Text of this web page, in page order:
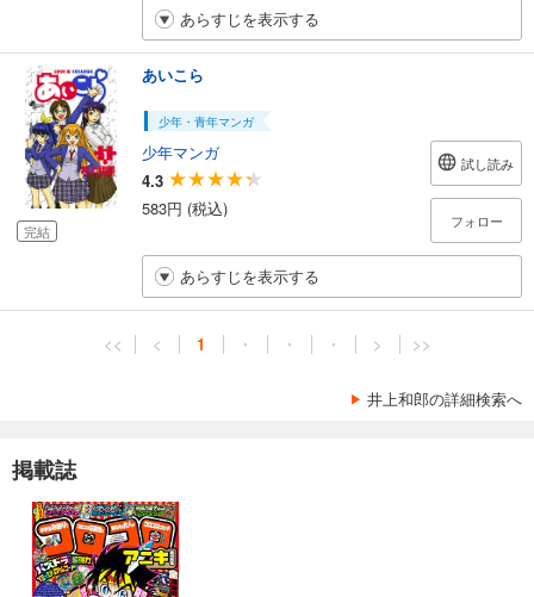
あらすじを表示する
完結
あいこら
少年・青年マンガ
少年マンガ
4.3
583円 (税込)
試し読み
フォロー
あらすじを表示する
<< < 1 ・ ・ ・ > >>
井上和郎の詳細検索へ
掲載誌